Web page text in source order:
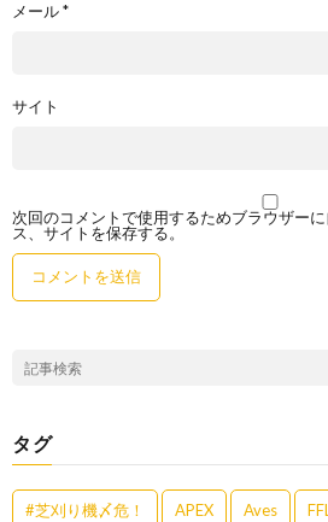
メール*
サイト
次回のコメントで使用するためブラウザー
ス、サイトを保存する。
タグ
#芝刈り機〆危！ APEX Aves